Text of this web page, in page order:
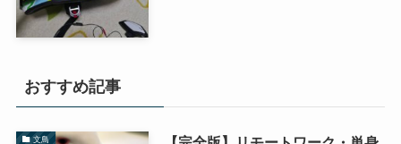
おすすめ記事
文鳥